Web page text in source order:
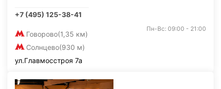
+7 (495) 125-38-41
Говорово(1,35 км)
Солнцево(930 м)
Пн-Вс: 09:00 - 21:00
ул.Главмосстроя 7а